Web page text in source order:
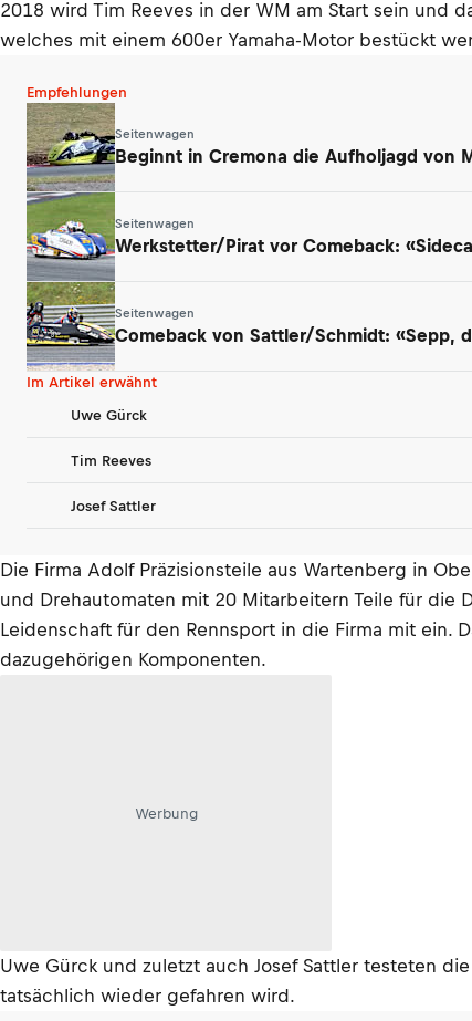
2018 wird Tim Reeves in der WM am Start sein und
welches mit einem 600er Yamaha-Motor bestückt
Empfehlungen
Seitenwagen
Beginnt in Cremona die Aufholjagd von
Seitenwagen
Werkstetter/Pirat vor Comeback:
Seitenwagen
Comeback von Sattler/Schmidt: «Sepp,
Im Artikel erwähnt
Uwe Gürck
Tim Reeves
Josef Sattler
Die Firma Adolf Präzisionsteile aus Wartenberg in
und Drehautomaten mit 20 Mitarbeitern Teile für die
Leidenschaft für den Rennsport in die Firma mit ein.
dazugehörigen Komponenten.
Werbung
Uwe Gürck und zuletzt auch Josef Sattler testeten
tatsächlich wieder gefahren wird.